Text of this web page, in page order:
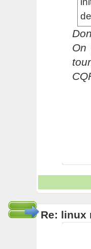
On
Re: linux